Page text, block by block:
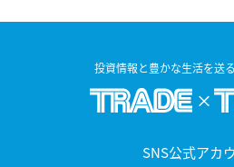
投資情報と豊かな生活を送
SNS公式アカ